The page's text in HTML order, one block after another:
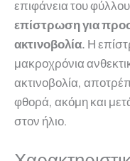
επιφάνεια του
επίστρωση για
ακτινοβολία. Η
μακροχρόνια
ακτινοβολία,
φθορά, ακόμη και
στον ήλιο.